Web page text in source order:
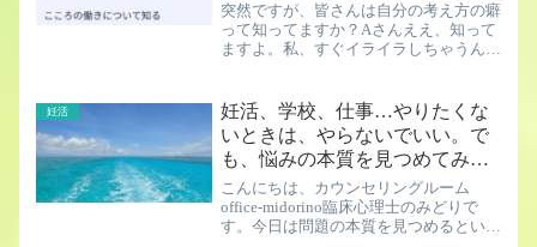
突然ですが、皆さんは自分の考え方の癖
って知ってますか？Aさんええ、知って
ますよ。私、すぐイライラしちゃうんで
分かっているようでいて、なかなか気づ
かないものです。例えば、大...
妊活
妊活、学校、仕事…やりたくな
いときは、やらないでいい。で
も、悩みの本質を見つめてみよ
う
こんにちは、カウンセリングルーム
office-midorino臨床心理士のみどりで
す。今日は問題の本質を見つめるという